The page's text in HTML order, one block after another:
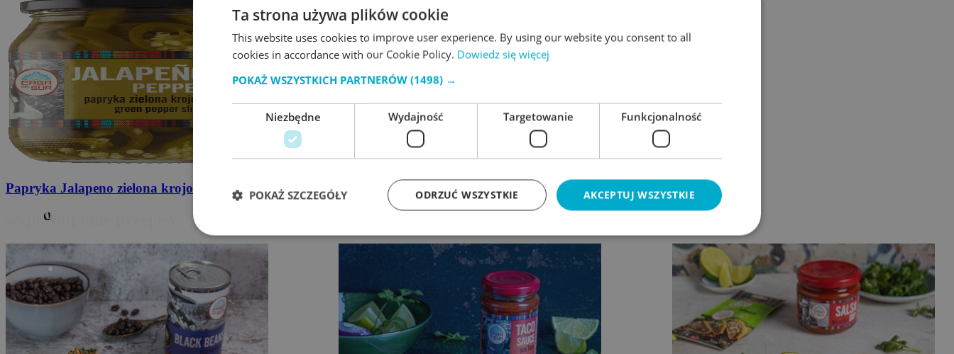
Papryka Jalapeno zielona krojona 340g
o
Ta strona używa plików cookie
This website uses cookies to improve user experience. By using our website you consent to all
cookies in accordance with our Cookie Policy. Dowiedz się więcej
POKAŻ WSZYSTKICH PARTNERÓW (1498) →
Niezbędne Wydajność Targetowanie Funkcjonalność
AKCEPTUJ WSZYSTKIE
ODRZUĆ WSZYSTKIE
POKAŻ SZCZEGÓŁY